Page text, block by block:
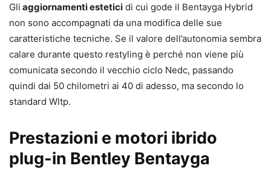
Gli aggiornamenti estetici di cui gode il Bentayga Hybrid
non sono accompagnati da una modifica delle sue
caratteristiche tecniche. Se il valore dell’autonomia sembra
calare durante questo restyling è perché non viene più
comunicata secondo il vecchio ciclo Nedc, passando
quindi dai 50 chilometri ai 40 di adesso, ma secondo lo
standard Wltp.
Prestazioni e motori ibrido
plug-in Bentley Bentayga